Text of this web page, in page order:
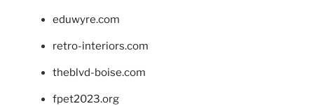
eduwyre.com
retro-interiors.com
theblvd-boise.com
fpet2023.org